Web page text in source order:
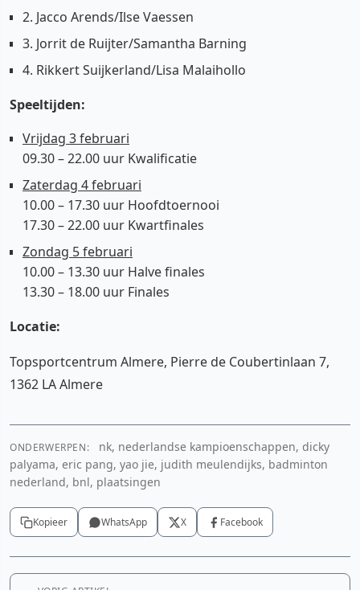
2. Jacco Arends/Ilse Vaessen
3. Jorrit de Ruijter/Samantha Barning
4. Rikkert Suijkerland/Lisa Malaihollo
Speeltijden:
Vrijdag 3 februari
09.30 – 22.00 uur Kwalificatie
Zaterdag 4 februari
10.00 – 17.30 uur Hoofdtoernooi
17.30 – 22.00 uur Kwartfinales
Zondag 5 februari
10.00 – 13.30 uur Halve finales
13.30 – 18.00 uur Finales
Locatie:
Topsportcentrum Almere, Pierre de Coubertinlaan 7,
1362 LA Almere
ONDERWERPEN:
nk, nederlandse kampioenschappen, dicky
palyama, eric pang, yao jie, judith meulendijks, badminton
nederland, bnl, plaatsingen
Kopieer WhatsApp X Facebook